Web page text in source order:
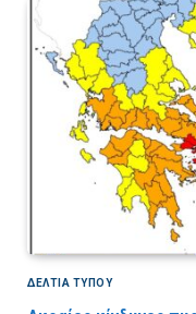
ΔΕΛΤΙΑ ΤΥΠΟΥ